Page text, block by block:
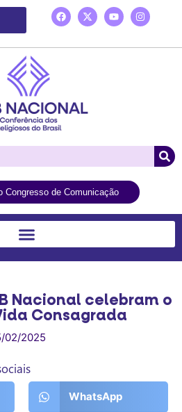
Congresso de Comunicação
Nacional celebram o
Consagrada
02/2025
WhatsApp